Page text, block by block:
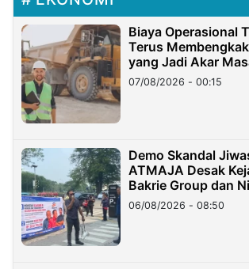
Biaya Operasional
Terus
yang Jadi Akar
07/08/2026 - 00:15
Demo Skandal
ATMAJA Desak
Bakrie Group dan
06/08/2026 - 08:50